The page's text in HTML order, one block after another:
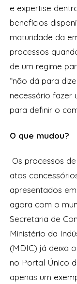
e expertise
benefícios
maturidade da
processos
de um regime
“não dá para
necessário fazer
para definir o
O que mudou?
Os processos
atos
apresentados
agora com o
Secretaria de
Ministério da
(MDIC) já deixa
no Portal Único
apenas um